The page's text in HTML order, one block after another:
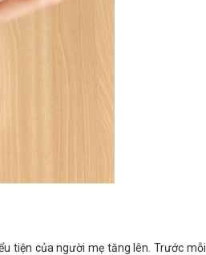
tiện của người mẹ tăng lên. Trước mỗi